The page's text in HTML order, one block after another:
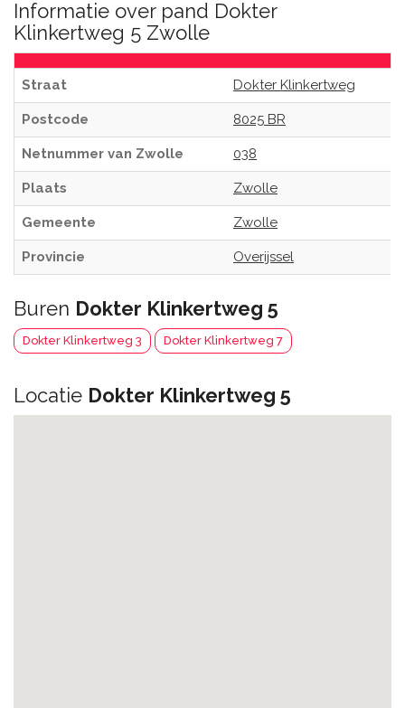
Informatie over pand Dokter
Klinkertweg 5 Zwolle
Straat Dokter Klinkertweg
Postcode 8025 BR
Netnummer van Zwolle 038
Plaats Zwolle
Gemeente Zwolle
Provincie Overijssel
Buren Dokter Klinkertweg 5
Dokter Klinkertweg 3 Dokter Klinkertweg 7
Locatie Dokter Klinkertweg 5